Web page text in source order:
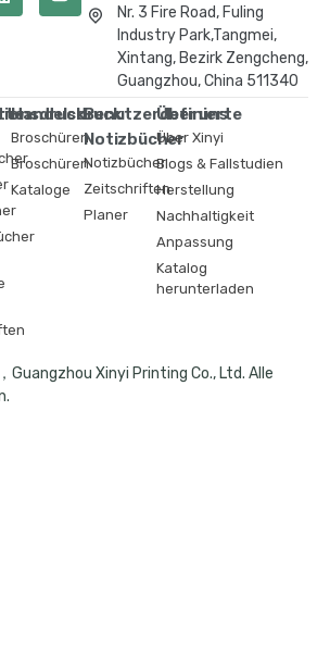
Nr. 3 Fire Road, Fuling
Industry Park,Tangmei,
Xintang, Bezirk Zengcheng,
Guangzhou, China 511340
Handelsdruck
Broschüren
Broschüren
Kataloge
Benutzerdefinierte
Notizbücher
Notizbücher
Zeitschriften
Planer
Über uns
Über Xinyi
Blogs & Fallstudien
Herstellung
Nachhaltigkeit
Anpassung
Katalog
herunterladen
Xinyi Printing Co., Ltd. Alle